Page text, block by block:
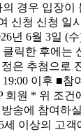
경우 입장이
신청 신청 일
년 6월 3일 (
클릭한 후에는
은 추첨으로
19:00 이후 ■
회원 * 위 조건
송에 참여하
세 이상의 고